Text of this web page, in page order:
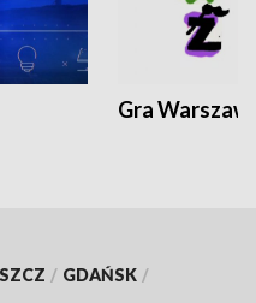
Gra
/ GDAŃSK /